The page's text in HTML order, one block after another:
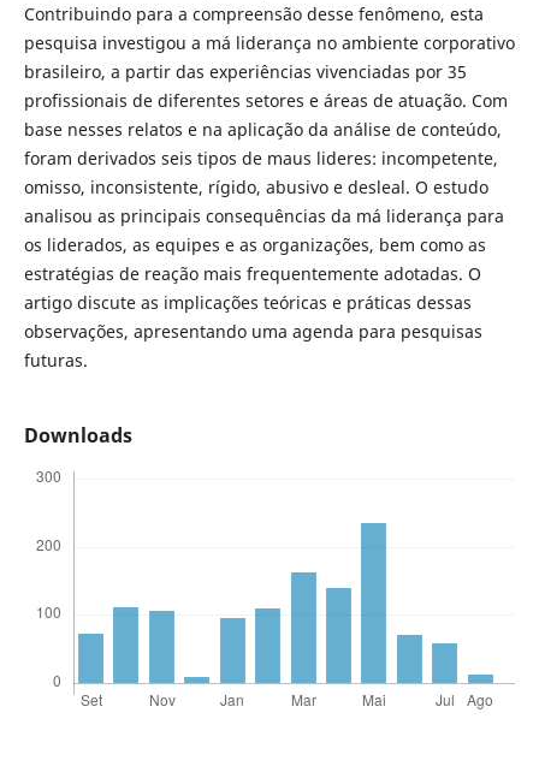
Contribuindo para a compreensão desse fenômeno, esta
pesquisa investigou a má liderança no ambiente corporativo
brasileiro, a partir das experiências vivenciadas por 35
profissionais de diferentes setores e áreas de atuação. Com
base nesses relatos e na aplicação da análise de conteúdo,
foram derivados seis tipos de maus lideres: incompetente,
omisso, inconsistente, rígido, abusivo e desleal. O estudo
analisou as principais consequências da má liderança para
os liderados, as equipes e as organizações, bem como as
estratégias de reação mais frequentemente adotadas. O
artigo discute as implicações teóricas e práticas dessas
observações, apresentando uma agenda para pesquisas
futuras.
Downloads